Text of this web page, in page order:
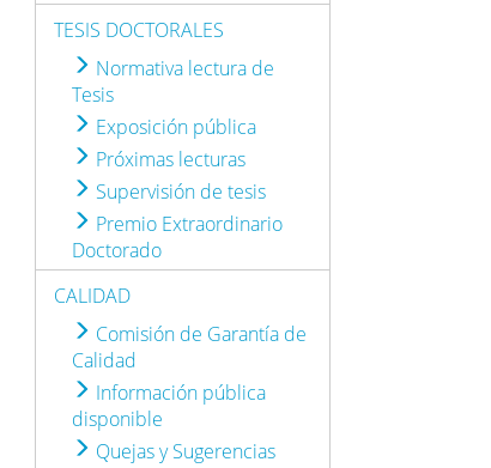
TESIS DOCTORALES
Normativa lectura de
Tesis
Exposición pública
Próximas lecturas
Supervisión de tesis
Premio Extraordinario
Doctorado
CALIDAD
Comisión de Garantía de
Calidad
Información pública
disponible
Quejas y Sugerencias